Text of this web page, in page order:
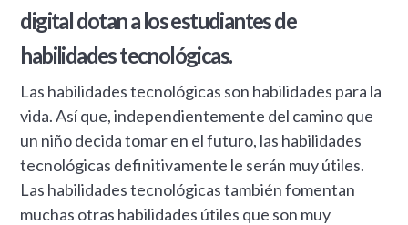
digital dotan a los estudiantes de
habilidades tecnológicas.
Las habilidades tecnológicas son habilidades para la
vida. Así que, independientemente del camino que
un niño decida tomar en el futuro, las habilidades
tecnológicas definitivamente le serán muy útiles.
Las habilidades tecnológicas también fomentan
muchas otras habilidades útiles que son muy